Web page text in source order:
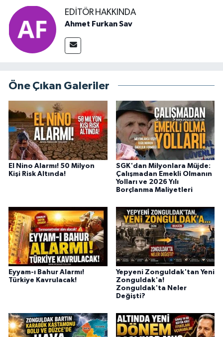
EDITÖR HAKKINDA
Ahmet Furkan Sav
Öne Çıkan Galeriler
El Nino Alarmı! 50 Milyon
Kişi Risk Altında!
SGK'dan Milyonlara Müjde:
Çalışmadan Emekli Olmanın
Yolları ve 2026 Yılı
Borçlanma Maliyetleri
Eyyam-ı Bahur Alarmı!
Türkiye Kavrulacak!
Yepyeni Zonguldak'tan Yeni
Zonguldak'a!
Zonguldak'ta Neler
Değişti?